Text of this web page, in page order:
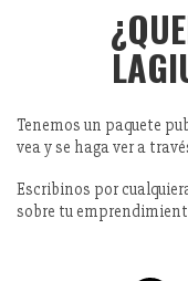
Tenemos un paquete
vea y se haga ver a
Escribinos por
sobre tu